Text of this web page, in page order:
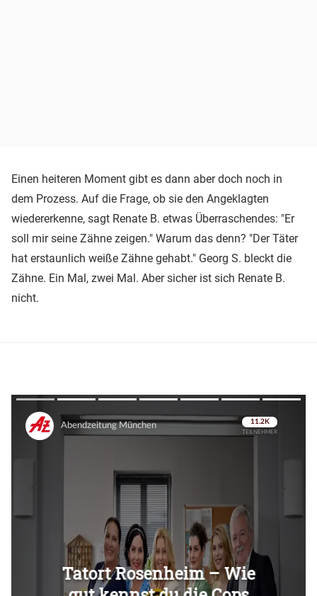
Einen heiteren Moment gibt es dann aber doch noch in
dem Prozess. Auf die Frage, ob sie den Angeklagten
wiedererkenne, sagt Renate B. etwas Überraschendes: "Er
soll mir seine Zähne zeigen." Warum das denn? "Der Täter
hat erstaunlich weiße Zähne gehabt." Georg S. bleckt die
Zähne. Ein Mal, zwei Mal. Aber sicher ist sich Renate B.
nicht.
Überspringen
Überspringen